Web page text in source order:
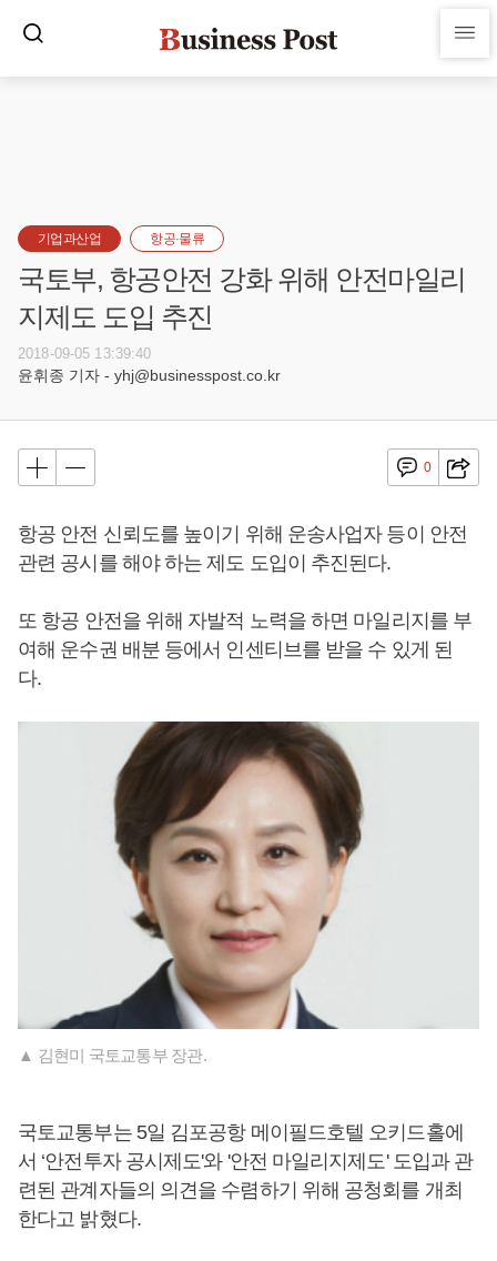
기업과산업 항공·물류
국토부, 항공안전 강화 위해 안전마일리
지제도 도입 추진
2018-09-05 13:39:40
윤휘종 기자 - yhj@businesspost.co.kr
0
항공 안전 신뢰도를 높이기 위해 운송사업자 등이 안전
관련 공시를 해야 하는 제도 도입이 추진된다.
또 항공 안전을 위해 자발적 노력을 하면 마일리지를 부
여해 운수권 배분 등에서 인센티브를 받을 수 있게 된
다.
▲ 김현미 국토교통부 장관.
국토교통부는 5일 김포공항 메이필드호텔 오키드홀에
서 ‘안전투자 공시제도'와 '안전 마일리지제도' 도입과 관
련된 관계자들의 의견을 수렴하기 위해 공청회를 개최
한다고 밝혔다.